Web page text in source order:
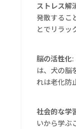
ストレス解
発散するこ
とでリラッ
脳の活性化:
は、犬の脳
れは老化防
社会的な学
いから学ぶ